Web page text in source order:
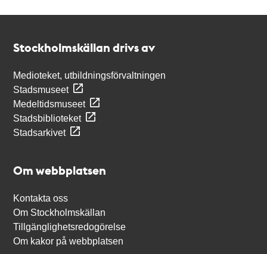
Stockholmskällan drivs av
Medioteket, utbildningsförvaltningen
Stadsmuseet
Medeltidsmuseet
Stadsbiblioteket
Stadsarkivet
Om webbplatsen
Kontakta oss
Om Stockholmskällan
Tillgänglighetsredogörelse
Om kakor på webbplatsen